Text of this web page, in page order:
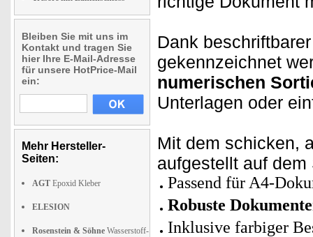
Bleiben Sie mit uns im
Kontakt und tragen Sie
hier Ihre E-Mail-Adresse
für unsere HotPrice-Mail
ein:
Mehr Hersteller-
Seiten:
AGT Epoxid Kleber
ELESION
Rosenstein & Söhne Wasserstoff-
Dank
gekennzeichnet
numerischen
Unterlagen oder
Mit dem schicken,
aufgestellt auf
Passend für A4-
Robuste
Inklusive farbiger